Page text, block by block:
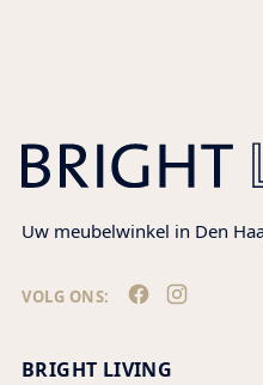
Uw meubelwinkel in Den
VOLG ONS:
BRIGHT LIVING